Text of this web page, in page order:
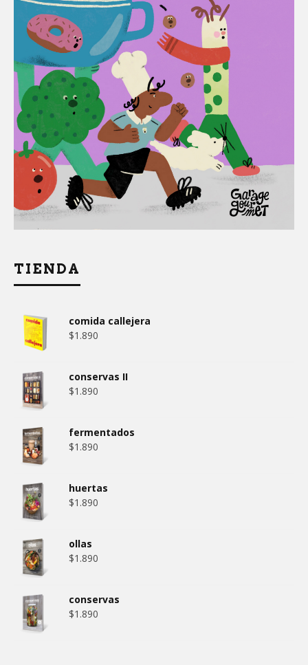
TIENDA
comida callejera
$1.890
conservas II
$1.890
fermentados
$1.890
huertas
$1.890
ollas
$1.890
conservas
$1.890